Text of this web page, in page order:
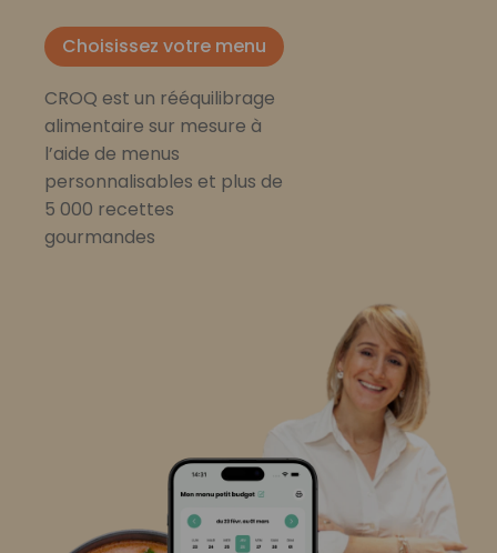
Choisissez votre menu
CROQ est un rééquilibrage
alimentaire sur mesure à
l’aide de menus
personnalisables et plus de
5 000 recettes
gourmandes